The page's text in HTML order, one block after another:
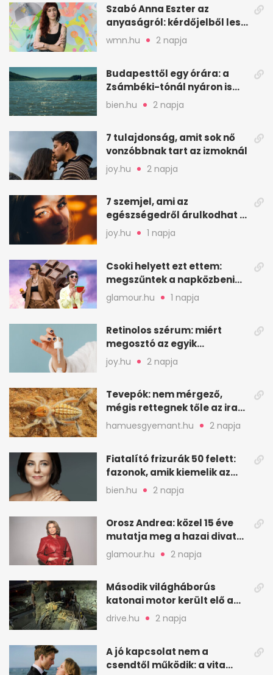
Szabó Anna Eszter az
anyaságról: kérdőjelből lesz
valaha felkiáltójel?
wmn.hu 2 napja
Budapesttől egy órára: a
Zsámbéki-tónál nyáron is
van hely
bien.hu 2 napja
7 tulajdonság, amit sok nő
vonzóbbnak tart az izmoknál
joy.hu 2 napja
7 szemjel, ami az
egészségedről árulkodhat –
erre figyelj oda
joy.hu 1 napja
Csoki helyett ezt ettem:
megszűntek a napközbeni
nassolási rohamok
glamour.hu 1 napja
Retinolos szérum: miért
megosztó az egyik
leghatásosabb
öregedésgátló?
joy.hu 2 napja
Tevepók: nem mérgező,
mégis rettegnek tőle az iraki
sivatagban
hamuesgyemant.hu 2 napja
Fiatalító frizurák 50 felett:
fazonok, amik kiemelik az
arcodat
bien.hu 2 napja
Orosz Andrea: közel 15 éve
mutatja meg a hazai divat
arcait
glamour.hu 2 napja
Második világháborús
katonai motor került elő a
Dunából a Batthyány térnél
drive.hu 2 napja
A jó kapcsolat nem a
csendtől működik: a vita